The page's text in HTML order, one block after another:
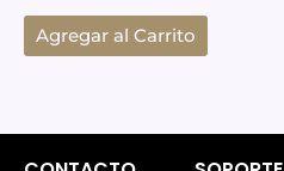
Agregar al Carrito